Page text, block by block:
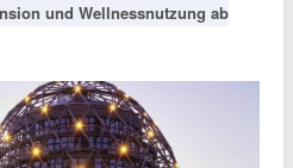
und Wellnessnutzung ab